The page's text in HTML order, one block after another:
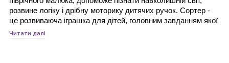
розвине логіку і дрібну моторику дитячих ручок. Сортер -
це розвиваюча іграшка для дітей, головним завданням якої
є сортування предметів за різними ознаками. Це перша
Читати далі